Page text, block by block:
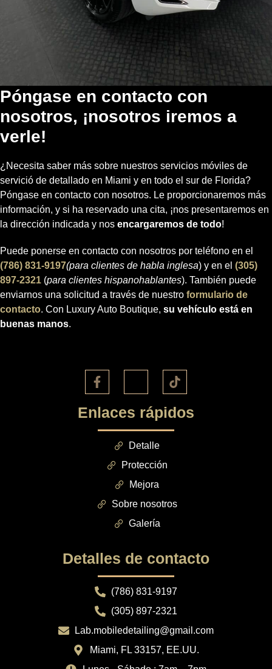
Póngase en contacto con
nosotros, ¡nosotros iremos a
verle!
¿Necesita saber más sobre nuestros servicios móviles de
servició de detallado en Miami y en todo el sur de Florida?
Póngase en contacto con nosotros. Le proporcionaremos más
información, y si ha reservado una cita, ¡nos presentaremos en
la dirección indicada y nos encargaremos de todo!
Puede ponerse en contacto con nosotros por teléfono en el
(786) 831-9197(para clientes de habla inglesa) y en el (305)
897-2321 (para clientes hispanohablantes). También puede
enviarnos una solicitud a través de nuestro formulario de
contacto. Con Luxury Auto Boutique, su vehículo está en
buenas manos.
Enlaces rápidos
Detalle
Protección
Mejora
Sobre nosotros
Galería
Detalles de contacto
(786) 831-9197
(305) 897-2321
Lab.mobiledetailing@gmail.com
Miami, FL 33157, EE.UU.